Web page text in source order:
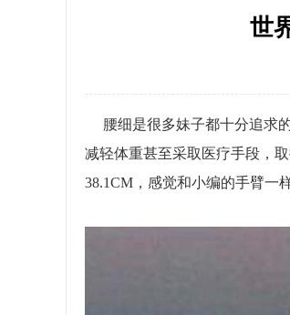
世
腰细是很多妹子都十分追求
减轻体重甚至采取医疗手段，
38.1CM，感觉和小编的手臂一